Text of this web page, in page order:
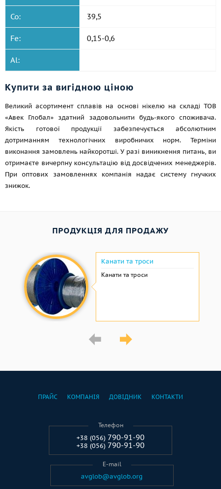
Co: 39,5
Fe: 0,15-0,6
Al:
Купити за вигідною ціною
Великий асортимент сплавів на основі нікелю на складі ТОВ
«Авек Глобал» здатний задовольнити будь-якого споживача.
Якість готової продукції забезпечується абсолютним
дотриманням технологічних виробничих норм. Терміни
виконання замовлень найкоротші. У разі виникнення питань, ви
отримаєте вичерпну консультацію від досвідчених менеджерів.
При оптових замовленнях компанія надає систему гнучких
знижок.
ПРОДУКЦІЯ ДЛЯ ПРОДАЖУ
Канати та троси
Канати та троси
ПРАЙС КОМПАНІЯ ДОВІДНИК КОНТАКТИ
Телефон
+38 (056) 790-91-90
+38 (056) 790-91-90
E-mail
avglob@avglob.org